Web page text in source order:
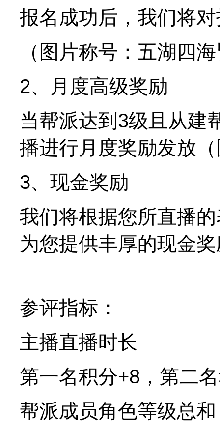
报名成功后，我们将
（图片称号：五湖四
2、月度高级奖励
当帮派达到3级且从建
播进行月度奖励发放
3、现金奖励
我们将根据您所直播
为您提供丰厚的现金
参评指标：
主播直播时长
第一名积分+8，第二
帮派成员角色等级总和